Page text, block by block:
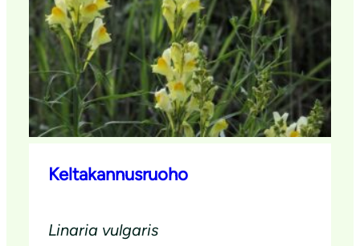
Keltakannusruoho
Linaria vulgaris